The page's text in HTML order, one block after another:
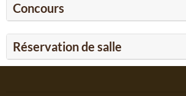
Concours
Réservation de salle